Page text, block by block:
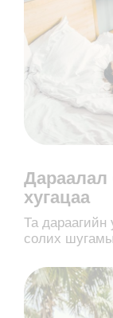
Дараалал
хугацаа
Та дараагийн
солих